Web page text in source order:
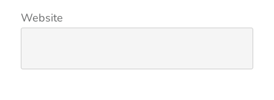
Website